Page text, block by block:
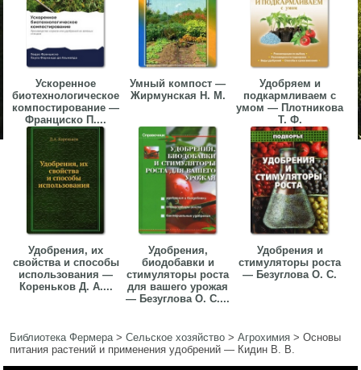
Ускоренное
биотехнологическое
компостирование —
Франциско П....
Умный компост —
Жирмунская Н. М.
Удобряем и
подкармливаем с
умом — Плотникова
Т. Ф.
Удобрения, их
свойства и способы
использования —
Кореньков Д. А....
Удобрения,
биодобавки и
стимуляторы роста
для вашего урожая
— Безуглова О. С....
Удобрения и
стимуляторы роста
— Безуглова О. С.
Библиотека Фермера>Сельское хозяйство >Агрохимия >Основы
питания растений и применения удобрений — Кидин В. В.